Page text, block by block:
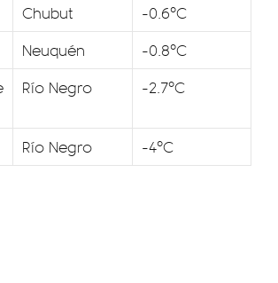
Chubut
-0.6ºC
Neuquén
-0.8ºC
Río Negro -2.7ºC
Río Negro -4ºC